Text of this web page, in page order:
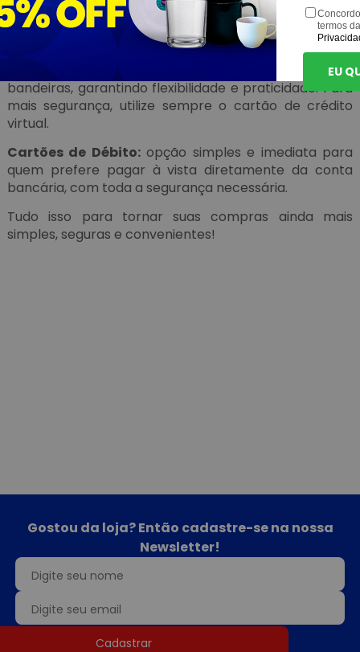
PIX:rápido, prático e seguro. Em poucos segundos, seu
pagamento é concluído sem complicação.
Cartões de Crédito:
trabalhamos com as principais
bandeiras, garantindo flexibilidade e praticidade. Para
mais segurança, utilize sempre o cartão de crédito
virtual.
Cartões de Débito:opção simples e imediata para
quem prefere pagar à vista diretamente da conta
bancária, com toda a segurança necessária.
Tudo isso para tornar suas compras ainda mais
simples, seguras e convenientes!
Gostou da loja? Então cadastre-se na nossa
Newsletter!
Cadastrar
termos
EU